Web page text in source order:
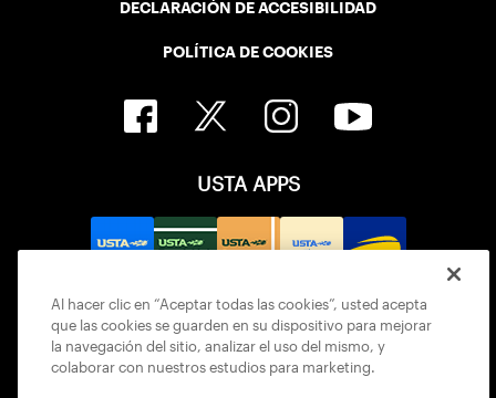
DECLARACIÓN DE ACCESIBILIDAD
POLÍTICA DE COOKIES
USTA APPS
Al hacer clic en “Aceptar todas las cookies”, usted acepta
que las cookies se guarden en su dispositivo para mejorar
la navegación del sitio, analizar el uso del mismo, y
colaborar con nuestros estudios para marketing.